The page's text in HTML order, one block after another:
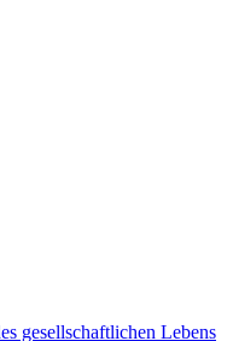
gesellschaftlichen Lebens